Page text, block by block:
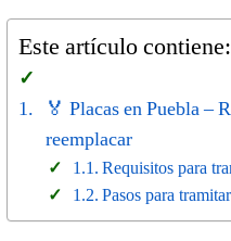
Este artículo contiene:
🏅 Placas en Puebla –
reemplacar
Requisitos para
Pasos para